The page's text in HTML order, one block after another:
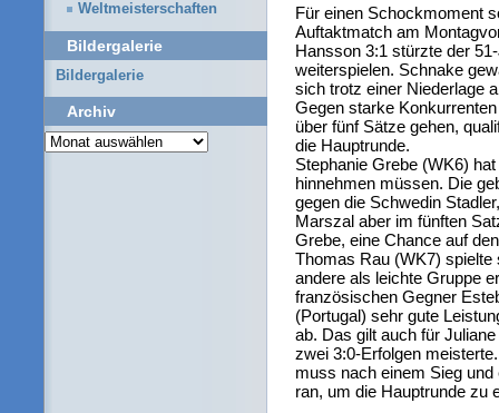
Für einen Schockmoment
Auftaktmatch am
Hansson 3:1 stürzte der
weiterspielen. Schnake
sich trotz einer Niederlage
Gegen starke
über fünf Sätze gehen,
die Hauptrunde.
Stephanie Grebe (WK6)
hinnehmen müssen. Die
gegen die Schwedin
Marszal aber im fünften
Grebe, eine Chance auf
Thomas Rau (WK7) spielte
andere als leichte Gruppe
französischen Gegner
(Portugal) sehr gute
ab. Das gilt auch für
zwei 3:0-Erfolgen
muss nach einem Sieg
ran, um die Hauptrunde zu
Weltmeisterschaften
Bildergalerie
Bildergalerie
Archiv
Archiv